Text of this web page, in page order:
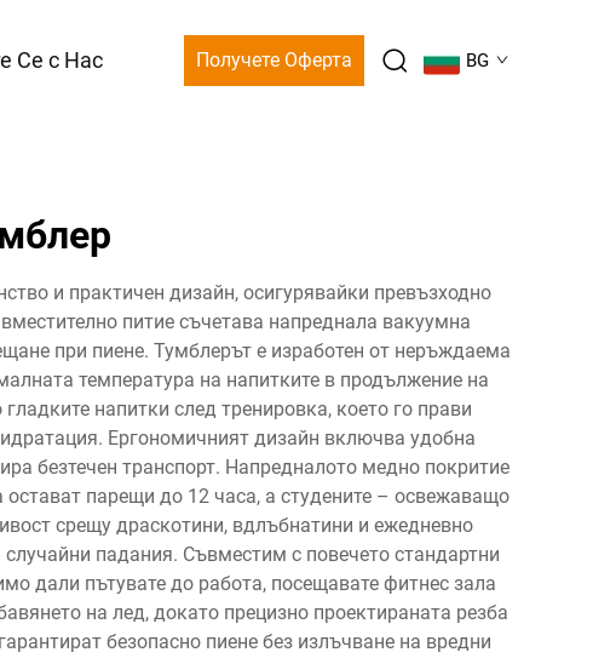
Се с Нас Получете Оферта BG
и практичен дизайн, осигурявайки превъзходно
питие съчетава напреднала вакуумна
при пиене. Тумблерът е изработен от неръждаема
температура на напитките в продължение на
напитки след тренировка, което го прави
Ергономичният дизайн включва удобна
безтечен транспорт. Напредналото медно покритие
парещи до 12 часа, а студените – освежаващо
срещу драскотини, вдлъбнатини и ежедневно
падания. Съвместим с повечето стандартни
дали пътувате до работа, посещавате фитнес зала
на лед, докато прецизно проектираната резба
безопасно пиене без излъчване на вредни